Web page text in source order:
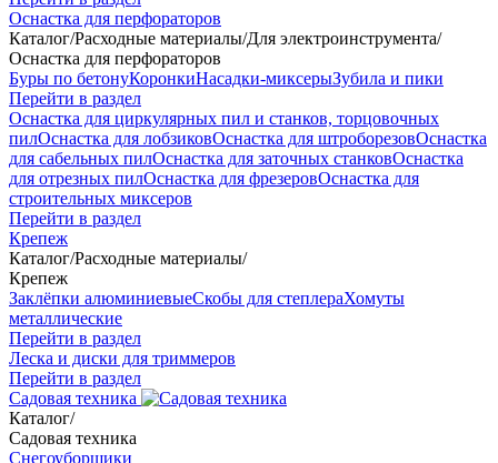
Оснастка для перфораторов
Каталог/Расходные материалы/Для электроинструмента/
Оснастка для перфораторов
Буры по бетонуКоронкиНасадки-миксерыЗубила и пики
Перейти в раздел
Оснастка для циркулярных пил и станков, торцовочных
пилОснастка для лобзиковОснастка для штроборезовОснастка
для сабельных пилОснастка для заточных станковОснастка
для отрезных пилОснастка для фрезеровОснастка для
строительных миксеров
Перейти в раздел
Крепеж
Каталог/Расходные материалы/
Крепеж
Заклёпки алюминиевыеСкобы для степлераХомуты
металлические
Перейти в раздел
Леска и диски для триммеров
Перейти в раздел
Садовая техника
Каталог/
Садовая техника
Снегоуборщики